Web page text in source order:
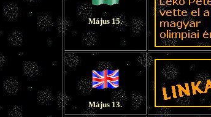
Május 15.
Május 13.